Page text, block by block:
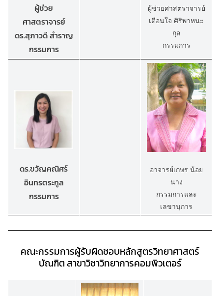
ผู้ช่วย
ศาสตราจารย์
ดร.สุภาวดี สำราญ
กรรมการ
ผู้ช่วยศาสตราจารย์
เตือนใจ ศิริพาหนะ
กุล
กรรมการ
ดร.ขวัญคณิศร์
อินทรตระกูล
กรรมการ
อาจารย์เกษร น้อย
นาง
กรรมการและ
เลขานุการ
คณะกรรมการผู้รับผิดชอบหลักสูตรวิทยาศาสตร์
บัณฑิต สาขาวิชาวิทยาการคอมพิวเตอร์